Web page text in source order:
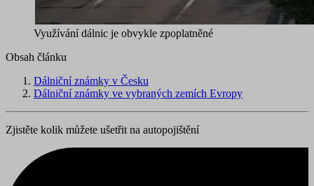
Využívání dálnic je obvykle zpoplatněné
Obsah článku
Dálniční známky v Česku
Dálniční známky ve vybraných zemích Evropy
Zjistěte kolik můžete ušetřit na autopojištění